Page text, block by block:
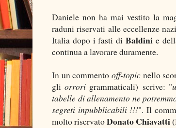
Daniele non ha mai vestito la
raduni riservati alle eccellenze
Italia dopo i fasti diBaldini e
continua a lavorare duramente.
In un commentooff-topic nello
gliorrori grammaticali) scrive: "
tabelle di allenamento ne
segreti inpubblicabili !!!". Il
molto riservatoDonato Chiavatti